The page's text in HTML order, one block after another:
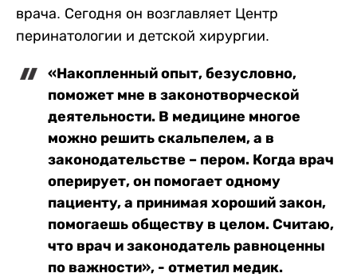
врача. Сегодня он возглавляет Центр
перинатологии и детской хирургии.
«Накопленный опыт, безусловно,
поможет мне в законотворческой
деятельности. В медицине многое
можно решить скальпелем, а в
законодательстве – пером. Когда врач
оперирует, он помогает одному
пациенту, а принимая хороший закон,
помогаешь обществу в целом. Считаю,
что врач и законодатель равноценны
по важности», - отметил медик.